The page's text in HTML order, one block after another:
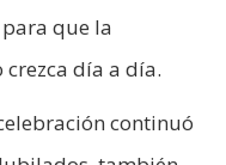
que la
día a día.
continuó